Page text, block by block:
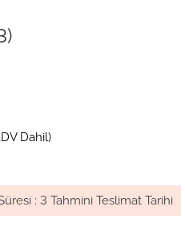
Dahil)
: 3 Tahmini Teslimat Tarihi